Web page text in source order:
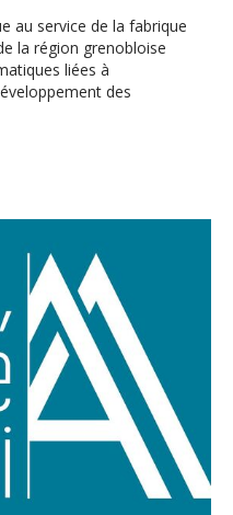
au service de la fabrique
la région grenobloise
liées à
des